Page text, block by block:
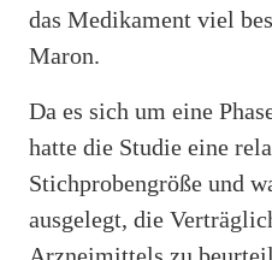
das Medikament viel
Maron.
Da es sich um eine
hatte die Studie eine
Stichprobengröße und
ausgelegt, die